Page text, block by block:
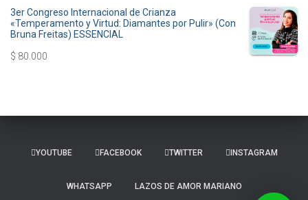
3er Congreso Internacional de Crianza
«Temperamento y Virtud: Diamantes por Pulir» (Con
Bruna Freitas) ESSENCIAL
$ 80.000
YOUTUBE FACEBOOK TWITTER INSTAGRAM
WHATSAPP LAZOS DE AMOR MARIANO